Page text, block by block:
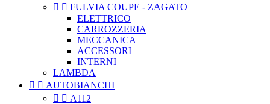
  FULVIA COUPE - ZAGATO
ELETTRICO
CARROZZERIA
MECCANICA
ACCESSORI
INTERNI
LAMBDA
  AUTOBIANCHI
  A112